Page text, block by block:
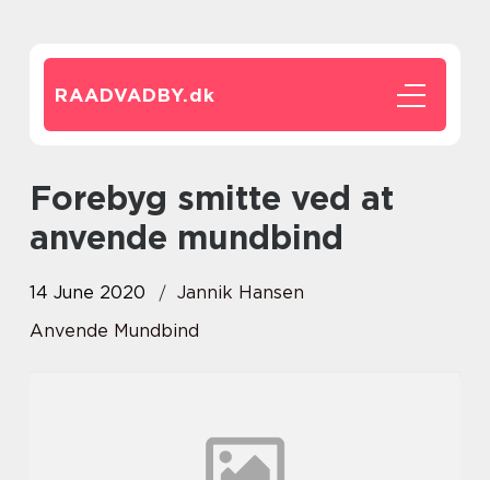
RAADVADBY.dk
Forebyg smitte ved at
anvende mundbind
14 June 2020
Jannik Hansen
Anvende Mundbind